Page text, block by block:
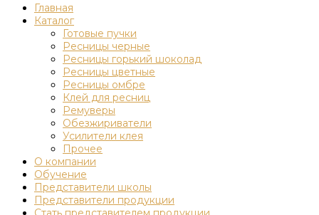
Главная
Каталог
Готовые пучки
Ресницы черные
Ресницы горький шоколад
Ресницы цветные
Ресницы омбре
Клей для ресниц
Ремуверы
Обезжириватели
Усилители клея
Прочее
О компании
Обучение
Представители школы
Представители продукции